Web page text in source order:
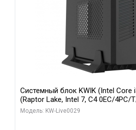
Системный блок KWIK (Intel Core
(Raptor Lake, Intel 7, C4 0EC/
модуля)/ MSI RTX5060Ti SHADOW
Модель: KW-Live0029